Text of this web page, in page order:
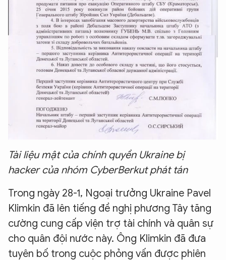
Tài liệu mật của chính quyền Ukraine bị
hacker của nhóm CyberBerkut phát tán
Trong ngày 28-1, Ngoại trưởng Ukraine Pavel
Klimkin đã lên tiếng đề nghị phương Tây tăng
cường cung cấp viện trợ tài chính và quân sự
cho quân đội nước này. Ông Klimkin đã đưa
tuyên bố trong cuộc phỏng vấn được phiên